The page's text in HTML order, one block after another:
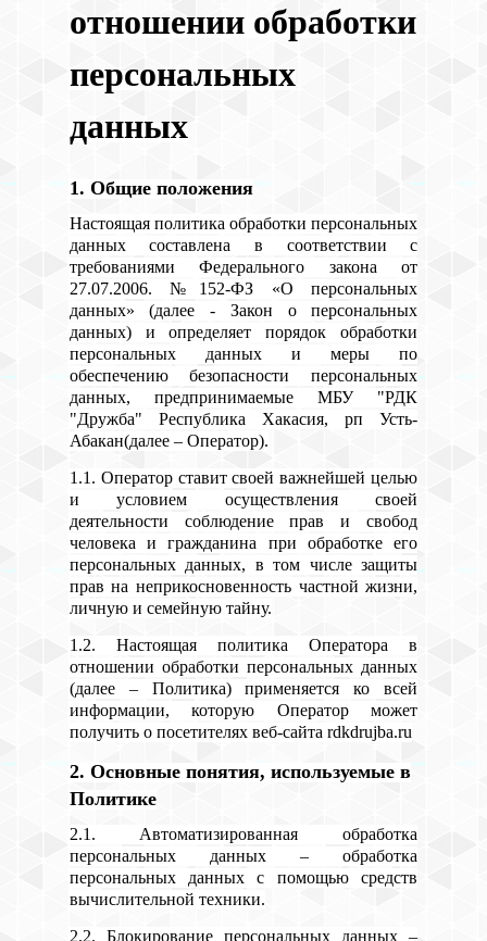
отношении обработки
персональных
данных
1. Общие положения
Настоящая политика обработки персональных
данных составлена в соответствии с
требованиями Федерального закона от
27.07.2006. №152-ФЗ «О персональных
данных» (далее - Закон о персональных
данных) и определяет порядок обработки
персональных данных и меры по
обеспечению безопасности персональных
данных, предпринимаемые МБУ "РДК
"Дружба" Республика Хакасия, рп Усть-
Абакан(далее – Оператор).
1.1. Оператор ставит своей важнейшей целью
и условием осуществления своей
деятельности соблюдение прав и свобод
человека и гражданина при обработке его
персональных данных, в том числе защиты
прав на неприкосновенность частной жизни,
личную и семейную тайну.
1.2. Настоящая политика Оператора в
отношении обработки персональных данных
(далее – Политика) применяется ко всей
информации, которую Оператор может
получить о посетителях веб-сайта rdkdrujba.ru
2. Основные понятия, используемые в
Политике
2.1. Автоматизированная обработка
персональных данных – обработка
персональных данных с помощью средств
вычислительной техники.
2.2. Блокирование персональных данных –